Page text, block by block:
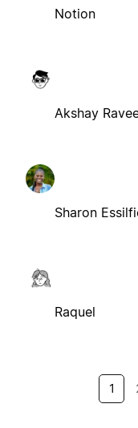
Notion
Akshay
Sharon
Raquel
1